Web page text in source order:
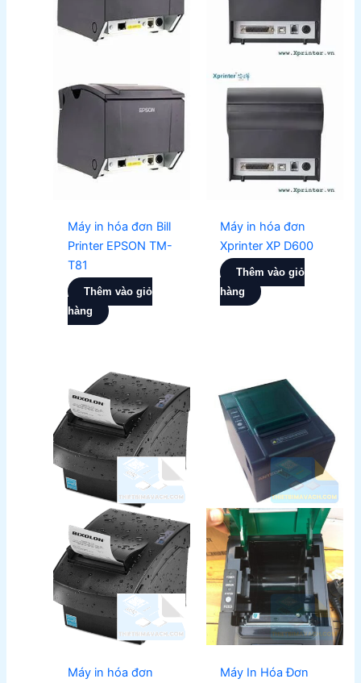
Máy in hóa đơn Bill
Printer EPSON TM-
T81
Thêm vào giỏ
hàng
Máy in hóa đơn
Xprinter XP D600
Thêm vào giỏ
hàng
Máy in hóa đơn
Máy In Hóa Đơn